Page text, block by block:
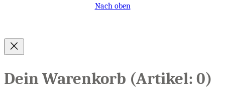
Nach oben
Dein Warenkorb (Artikel: 0)